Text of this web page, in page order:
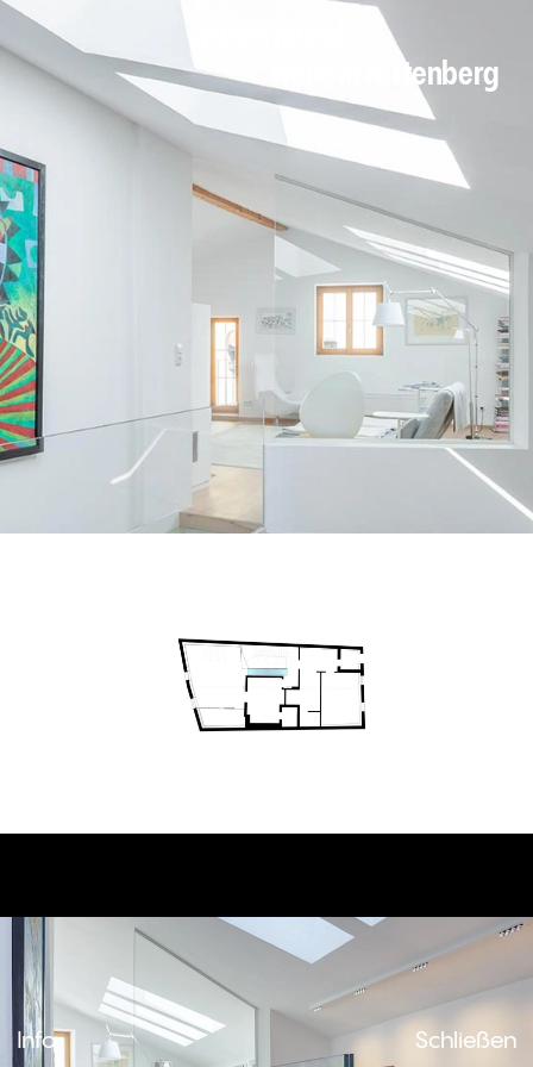
Info
haus in rattenberg
Schließen